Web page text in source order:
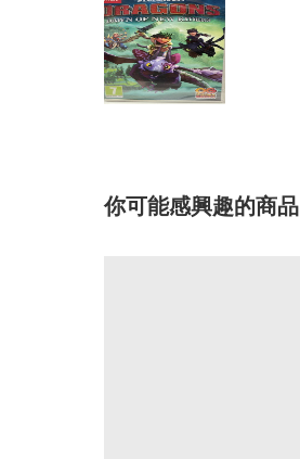
你可能感興趣的商品